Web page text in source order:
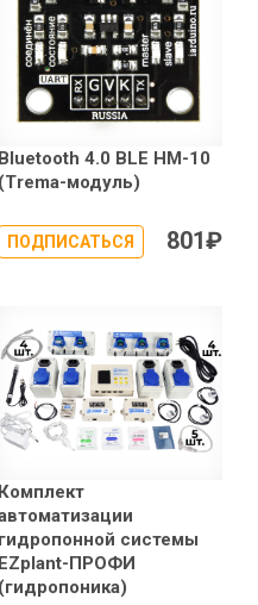
Bluetooth 4.0 BLE HM-10
(Trema-модуль)
ПОДПИСАТЬСЯ 801₽
Комплект
гидропонной системы
EZplant-ПРОФИ
(гидропоника)